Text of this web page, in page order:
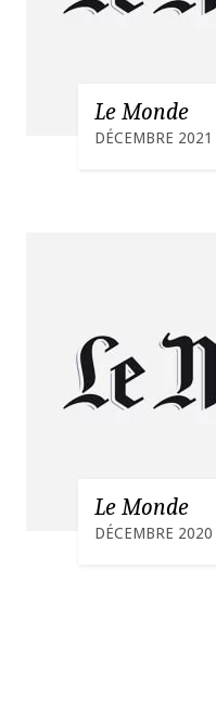
Le Monde
DÉCEMBRE 2021
Le Monde
DÉCEMBRE 2020